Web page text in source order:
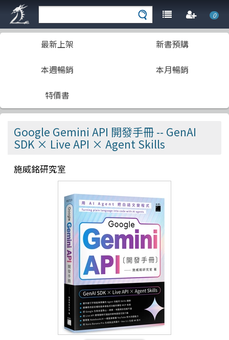
0
最新上架 新書預購
本週暢銷 本月暢銷
特價書
Google Gemini API 開發手冊 -- GenAI
SDK × Live API × Agent Skills
施威銘研究室